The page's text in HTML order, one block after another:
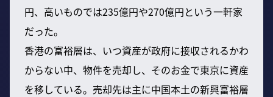
円、高いものでは235億円や270億円という一軒家
だった。
香港の富裕層は、いつ資産が政府に接収されるかわ
からない中、物件を売却し、そのお金で東京に資産
を移している。売却先は主に中国本土の新興富裕層